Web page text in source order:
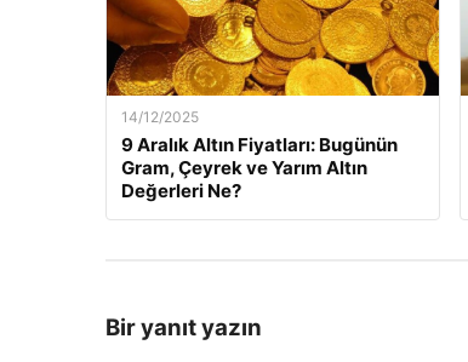
14/12/2025
9 Aralık Altın Fiyatları: Bugünün
Gram, Çeyrek ve Yarım Altın
Değerleri Ne?
Bir yanıt yazın